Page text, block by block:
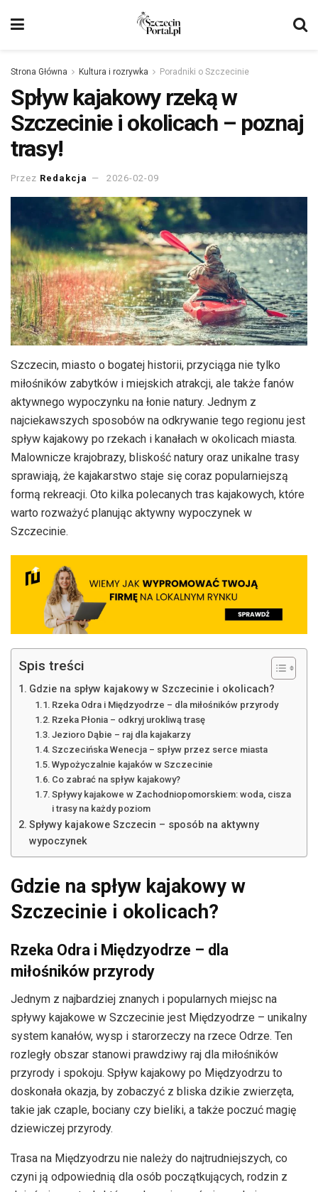
Strona Główna Kultura i rozrywka Poradniki o Szczecinie
Spływ kajakowy rzeką w
Szczecinie i okolicach – poznaj
trasy!
Przez Redakcja 2026-02-09
Szczecin, miasto o bogatej historii, przyciąga nie tylko
miłośników zabytków i miejskich atrakcji, ale także fanów
aktywnego wypoczynku na łonie natury. Jednym z
najciekawszych sposobów na odkrywanie tego regionu jest
spływ kajakowy po rzekach i kanałach w okolicach miasta.
Malownicze krajobrazy, bliskość natury oraz unikalne trasy
sprawiają, że kajakarstwo staje się coraz popularniejszą
formą rekreacji. Oto kilka polecanych tras kajakowych, które
warto rozważyć planując aktywny wypoczynek w
Szczecinie.
Spis treści
Gdzie na spływ kajakowy w Szczecinie i okolicach?
Rzeka Odra i Międzyodrze – dla miłośników przyrody
Rzeka Płonia – odkryj urokliwą trasę
Jezioro Dąbie – raj dla kajakarzy
Szczecińska Wenecja – spływ przez serce miasta
Wypożyczalnie kajaków w Szczecinie
Co zabrać na spływ kajakowy?
Spływy kajakowe w Zachodniopomorskiem: woda, cisza
i trasy na każdy poziom
Spływy kajakowe Szczecin – sposób na aktywny
wypoczynek
Gdzie na spływ kajakowy w
Szczecinie i okolicach?
Rzeka Odra i Międzyodrze – dla
miłośników przyrody
Jednym z najbardziej znanych i popularnych miejsc na
spływy kajakowe w Szczecinie jest Międzyodrze – unikalny
system kanałów, wysp i starorzeczy na rzece Odrze. Ten
rozległy obszar stanowi prawdziwy raj dla miłośników
przyrody i spokoju. Spływ kajakowy po Międzyodrzu to
doskonała okazja, by zobaczyć z bliska dzikie zwierzęta,
takie jak czaple, bociany czy bieliki, a także poczuć magię
dziewiczej przyrody.
Trasa na Międzyodrzu nie należy do najtrudniejszych, co
czyni ją odpowiednią dla osób początkujących, rodzin z